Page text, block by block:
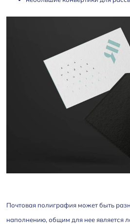
Почтовая полиграфия может быть
наполнению, общим для нее является